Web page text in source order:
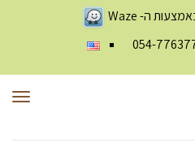
באמצעות ה-Waze
054-